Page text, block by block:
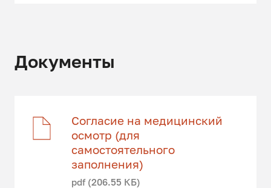
Документы
Согласие на медицинский
осмотр (для
самостоятельного
заполнения)
pdf (206.55 КБ)